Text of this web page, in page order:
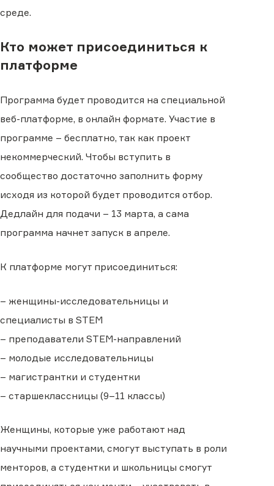
среде.
Кто может присоединиться к
платформе
Программа будет проводится на специальной
веб-платформе, в онлайн формате. Участие в
программе – бесплатно, так как проект
некоммерческий. Чтобы вступить в
сообщество достаточно заполнить форму
исходя из которой будет проводится отбор.
Дедлайн для подачи – 13 марта, а сама
программа начнет запуск в апреле.
К платформе могут присоединиться:
– женщины-исследовательницы и
специалисты в STEM
– преподаватели STEM-направлений
– молодые исследовательницы
– магистрантки и студентки
– старшеклассницы (9–11 классы)
Женщины, которые уже работают над
научными проектами, смогут выступать в роли
менторов, а студентки и школьницы смогут